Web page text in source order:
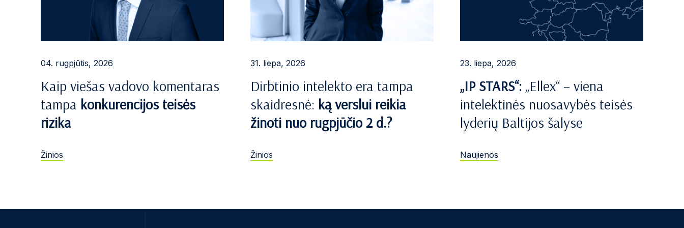
04. rugpjūtis, 2026
Kaip viešas vadovo komentaras
tampa konkurencijos teisės
rizika
Žinios
31. liepa, 2026
Dirbtinio intelekto era tampa
skaidresnė: ką verslui reikia
žinoti nuo rugpjūčio 2 d.?
Žinios
23. liepa, 2026
„IP STARS“: „Ellex“ – viena
intelektinės nuosavybės teisės
lyderių Baltijos šalyse
Naujienos